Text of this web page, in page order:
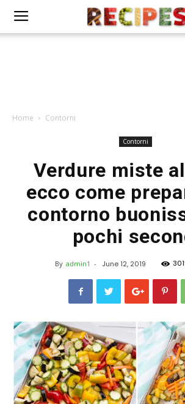
Home Contorni
Contorni
Verdure miste
ecco come
contorno
pochi
By admin1 - June 12, 2019